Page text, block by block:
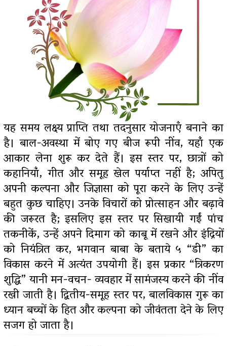
यह समय लक्ष्य प्राप्ति तथा तदनुसार योजनाएँ बनाने का
है। बाल-अवस्था में बोए गए बीज रूपी नींव, यहांँ एक
आकार लेना शुरू कर देते हैं। इस स्तर पर, छात्रों को
कहानियांँ, गीत और समूह खेल पर्याप्त नहीं है; अपितु
अपनी कल्पना और जिज्ञासा को पूरा करने के लिए उन्हें
बहुत कुछ चाहिए। उनके विचारों को प्रोत्साहन और बढ़ावे
की जरूरत है; इसलिए इस स्तर पर सिखायी गईं पांच
तकनीकें, उन्हें अपने दिमाग को काबू में रखने और इंद्रियों
को नियंत्रित कर, भगवान बाबा के बताये ५ “डी” का
विकास करने में अत्यंत उपयोगी हैं। इस प्रकार “त्रिकरण
शुद्धि” यानी मन-वचन- व्यवहार में सामंजस्य करने की नींव
रखी जाती है। द्वितीय-समूह स्तर पर, बालविकास गुरू का
ध्यान बच्चों के हित और कल्पना को जीवंतता देने के लिए
सजग हो जाता है।